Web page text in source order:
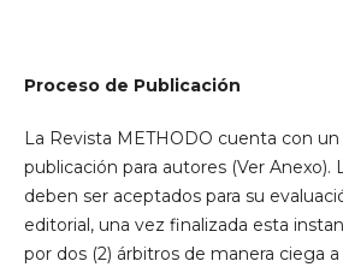
Proceso de Publicación
La Revista METHODO cuenta con
publicación para autores (Ver Anexo).
deben ser aceptados para su
editorial, una vez finalizada esta
por dos (2) árbitros de manera ciega